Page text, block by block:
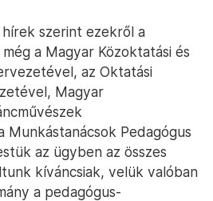
szerint ezekről a
a Magyar Közoktatási és
az Oktatási
Magyar
Munkástanácsok Pedagógus
az ügyben az összes
kíváncsiak, velük valóban
a pedagógus-